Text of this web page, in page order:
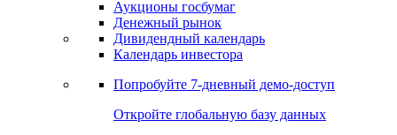
Аукционы госбумаг
Денежный рынок
Дивидендный календарь
Календарь инвестора
Попробуйте 7-дневный демо-доступ
Откройте глобальную базу данных